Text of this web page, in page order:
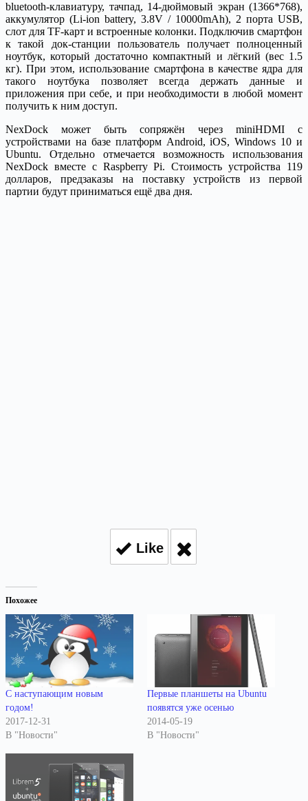
bluetooth-клавиатуру, тачпад, 14-дюймовый экран (1366*768),
аккумулятор (Li-ion battery, 3.8V / 10000mAh), 2 порта USB,
слот для TF-карт и встроенные колонки. Подключив смартфон
к такой док-станции пользователь получает полноценный
ноутбук, который достаточно компактный и лёгкий (вес 1.5
кг). При этом, использование смартфона в качестве ядра для
такого ноутбука позволяет всегда держать данные и
приложения при себе, и при необходимости в любой момент
получить к ним доступ.
NexDock может быть сопряжён через miniHDMI с
устройствами на базе платформ Android, iOS, Windows 10 и
Ubuntu. Отдельно отмечается возможность использования
NexDock вместе с Raspberry Pi. Стоимость устройства 119
долларов, предзаказы на поставку устройств из первой
партии будут приниматься ещё два дня.
Like
Похожее
С наступающим новым
годом!
2017-12-31
В "Новости"
Первые планшеты на Ubuntu
появятся уже осенью
2014-05-19
В "Новости"